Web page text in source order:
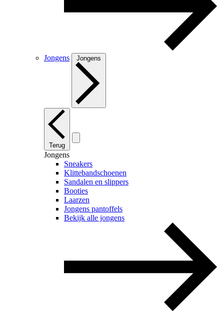
Jongens Jongens
Terug
Jongens
Sneakers
Klittebandschoenen
Sandalen en slippers
Booties
Laarzen
Jongens pantoffels
Bekijk alle jongens